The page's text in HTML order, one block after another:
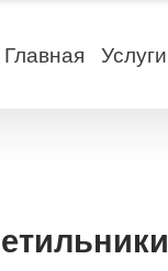
Главная Услуги